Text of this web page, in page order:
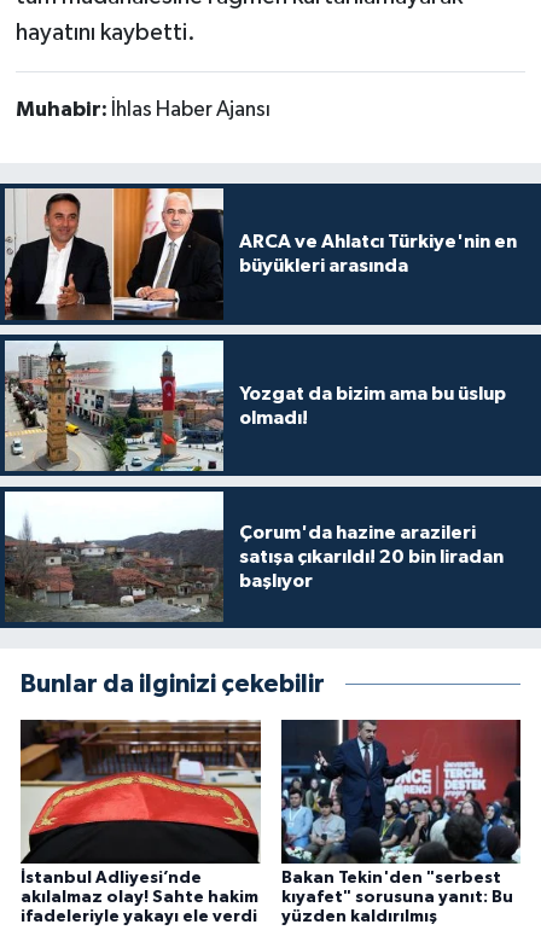
hayatını kaybetti.
Muhabir: İhlas Haber Ajansı
ARCA ve Ahlatcı Türkiye'nin en
büyükleri arasında
Yozgat da bizim ama bu üslup
olmadı!
Çorum'da hazine arazileri
satışa çıkarıldı! 20 bin liradan
başlıyor
Bunlar da ilginizi çekebilir
İstanbul Adliyesi’nde
akılalmaz olay! Sahte hakim
ifadeleriyle yakayı ele verdi
Bakan Tekin'den "serbest
kıyafet" sorusuna yanıt: Bu
yüzden kaldırılmış